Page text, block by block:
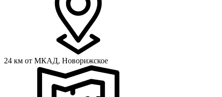
24 км от МКАД, Новорижское